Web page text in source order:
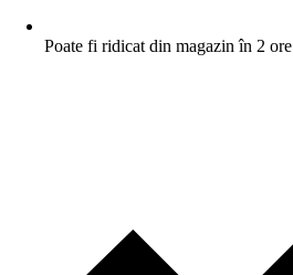
Poate fi ridicat din magazin în 2 ore